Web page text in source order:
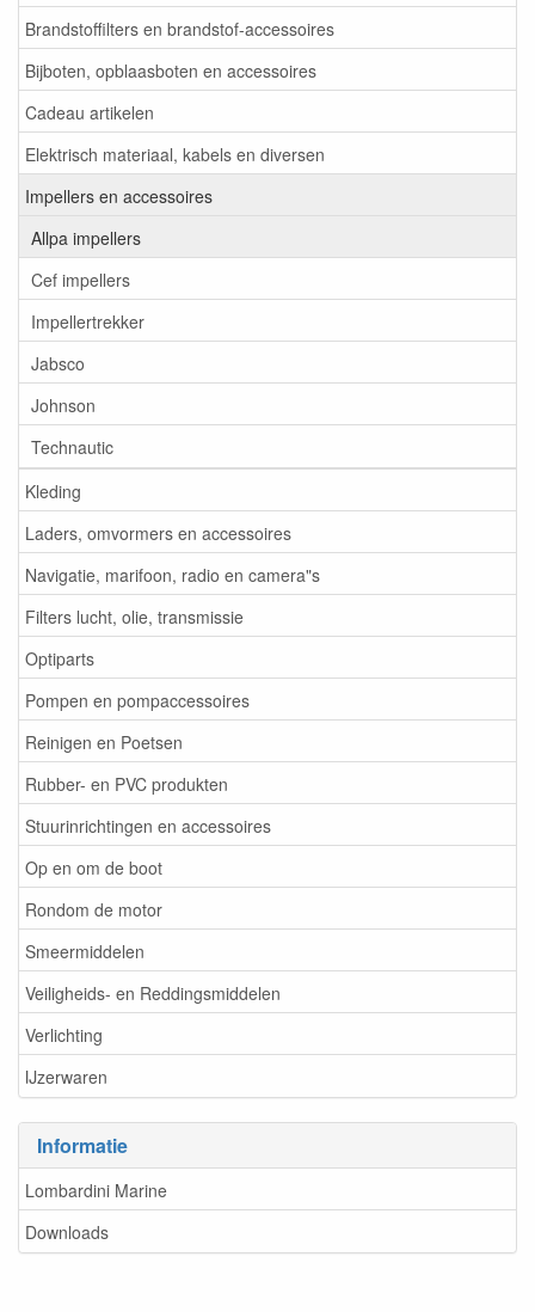
Brandstoffilters en brandstof-accessoires
Bijboten, opblaasboten en accessoires
Cadeau artikelen
Elektrisch materiaal, kabels en diversen
Impellers en accessoires
Allpa impellers
Cef impellers
Impellertrekker
Jabsco
Johnson
Technautic
Kleding
Laders, omvormers en accessoires
Navigatie, marifoon, radio en camera"s
Filters lucht, olie, transmissie
Optiparts
Pompen en pompaccessoires
Reinigen en Poetsen
Rubber- en PVC produkten
Stuurinrichtingen en accessoires
Op en om de boot
Rondom de motor
Smeermiddelen
Veiligheids- en Reddingsmiddelen
Verlichting
IJzerwaren
Informatie
Lombardini Marine
Downloads